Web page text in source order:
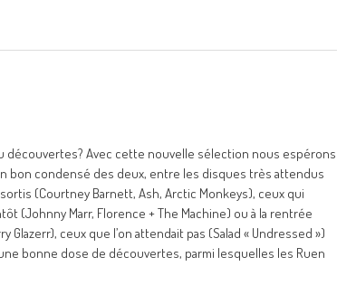
découvertes? Avec cette nouvelle sélection nous espérons
bon condensé des deux, entre les disques très attendus
(Courtney Barnett, Ash, Arctic Monkeys), ceux qui
(Johnny Marr, Florence + The Machine) ou à la rentrée
Glazerr), ceux que l’on attendait pas (Salad « Undressed »)
bonne dose de découvertes, parmi lesquelles les Ruen